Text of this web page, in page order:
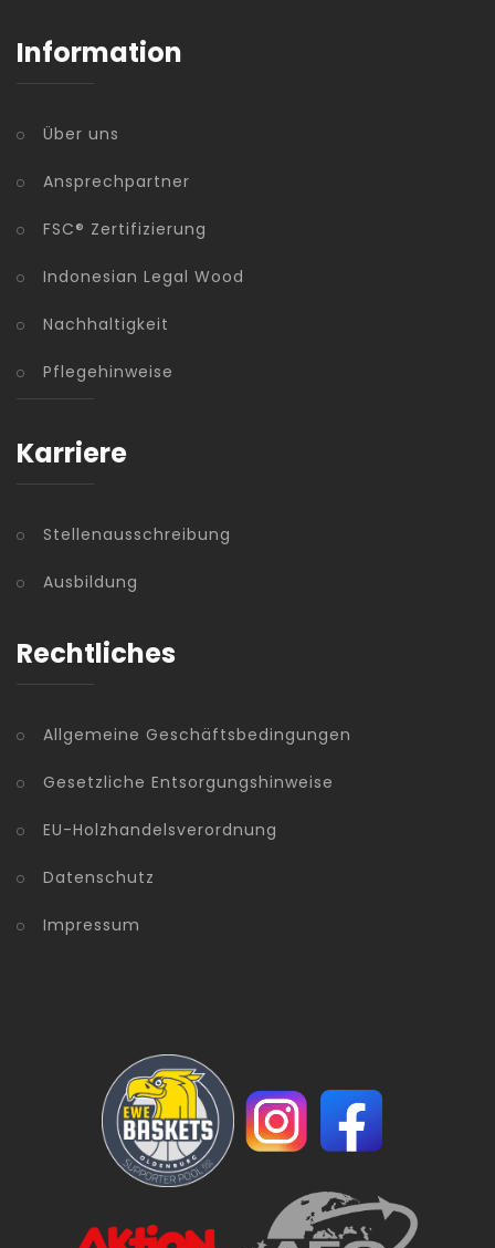
Information
Über uns
Ansprechpartner
FSC® Zertifizierung
Indonesian Legal Wood
Nachhaltigkeit
Pflegehinweise
Karriere
Stellenausschreibung
Ausbildung
Rechtliches
Allgemeine Geschäftsbedingungen
Gesetzliche Entsorgungshinweise
EU-Holzhandelsverordnung
Datenschutz
Impressum